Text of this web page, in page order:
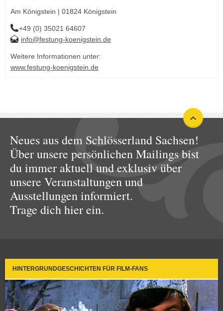
Am Königstein | 01824 Königstein
+49 (0) 35021 64607
info@festung-koenigstein.de
Weitere Informationen unter:
www.festung-koenigstein.de
Neues aus dem Schlösserland Sachsen!
Über unsere persönlichen Mailings bist
du immer aktuell und exklusiv über
unsere Veranstaltungen und
Ausstellungen informiert.
Trage dich hier ein.
HINTERGRUNDGESCHICHTEN FÜR FILM-FANS